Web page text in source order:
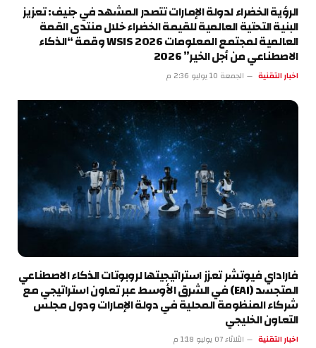
الرؤية الخضراء لدولة الإمارات تتصدر المشهد في جنيف: تعزيز
البنية التحتية العالمية للقيمة الخضراء خلال منتدى القمة
العالمية لمجتمع المعلومات WSIS 2026 وقمة “الذكاء
الاصطناعي من أجل الخير” 2026
اخبار التقنية الجمعة 10 يوليو 2:36 م
فاراداي فيوتشر تعزز استراتيجيتها لروبوتات الذكاء الاصطناعي
المتجسد (EAI) في الشرق الأوسط عبر تعاون استراتيجي مع
شركاء المنظومة المحلية في دولة الإمارات ودول مجلس
التعاون الخليجي
اخبار التقنية الثلاثاء 07 يوليو 1:18 م